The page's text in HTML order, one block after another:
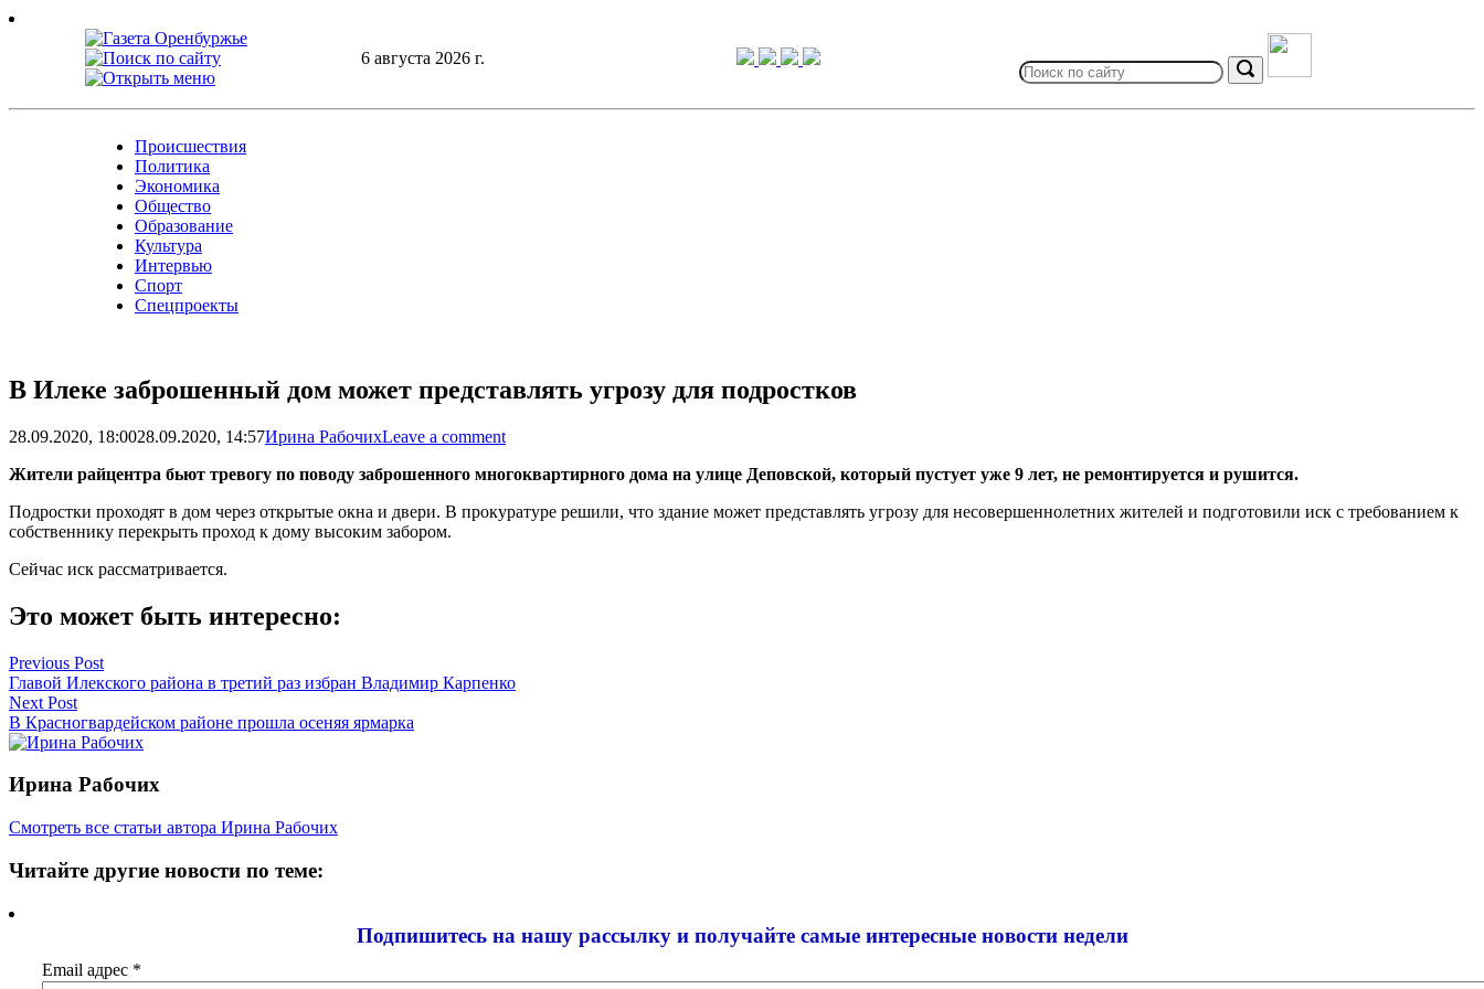
Skip
6 августа 2026 г.
for:
Search
Происшествия
Политика
Экономика
Общество
Образование
Культура
Интервью
Спорт
Спецпроекты
В Илеке заброшенный дом может представлять угрозу для подростков
28.09.2020, 18:0028.09.2020, 14:57Ирина РабочихLeave a comment
Жители райцентра бьют тревогу по поводу заброшенного многоквартирного дома на улице Деповской, который пустует уже 9 лет, не ремонтируется и рушится.
Подростки проходят в дом через открытые окна и двери. В прокуратуре решили, что здание может представлять угрозу для несовершеннолетних жителей и подготовили иск с требованием к
собственнику перекрыть проход к дому высоким забором.
Сейчас иск рассматривается.
Это может быть интересно:
Навигация
по
записям
Previous Post
Главой Илекского района в третий раз избран Владимир Карпенко
Next Post
В Красногвардейском районе прошла осеняя ярмарка
Ирина Рабочих
Смотреть все статьи автора Ирина Рабочих
Читайте другие новости по теме:
Подпишитесь на нашу рассылку и получайте самые интересные новости недели
Email адрес *